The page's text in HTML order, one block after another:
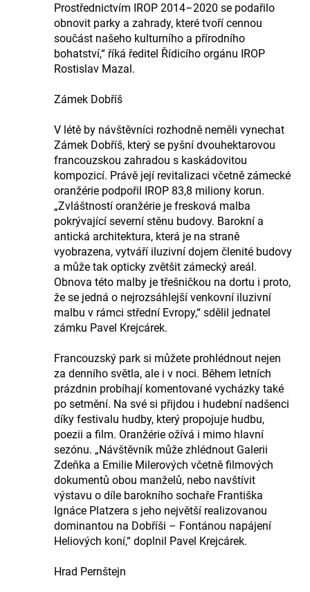
Prostřednictvím IROP 2014–2020 se podařilo
obnovit parky a zahrady, které tvoří cennou
součást našeho kulturního a přírodního
bohatství,“ říká ředitel Řídicího orgánu IROP
Rostislav Mazal.
Zámek Dobříš
V létě by návštěvníci rozhodně neměli vynechat
Zámek Dobříš, který se pyšní dvouhektarovou
francouzskou zahradou s kaskádovitou
kompozicí. Právě její revitalizaci včetně zámecké
oranžérie podpořil IROP 83,8 miliony korun.
„Zvláštností oranžérie je fresková malba
pokrývající severní stěnu budovy. Barokní a
antická architektura, která je na straně
vyobrazena, vytváří iluzivní dojem členité budovy
a může tak opticky zvětšit zámecký areál.
Obnova této malby je třešničkou na dortu i proto,
že se jedná o nejrozsáhlejší venkovní iluzivní
malbu v rámci střední Evropy,“ sdělil jednatel
zámku Pavel Krejcárek.
Francouzský park si můžete prohlédnout nejen
za denního světla, ale i v noci. Během letních
prázdnin probíhají komentované vycházky také
po setmění. Na své si přijdou i hudební nadšenci
díky festivalu hudby, který propojuje hudbu,
poezii a film. Oranžérie ožívá i mimo hlavní
sezónu. „Návštěvník může zhlédnout Galerii
Zdeňka a Emilie Milerových včetně filmových
dokumentů obou manželů, nebo navštívit
výstavu o díle barokního sochaře Františka
Ignáce Platzera s jeho největší realizovanou
dominantou na Dobříši – Fontánou napájení
Heliových koní,“ doplnil Pavel Krejcárek.
Hrad Pernštejn